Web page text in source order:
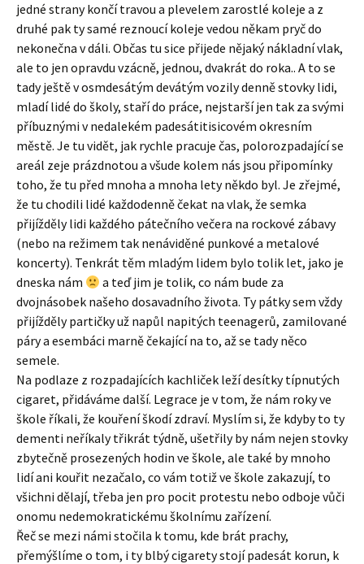
jedné strany končí travou a plevelem zarostlé koleje a z
druhé pak ty samé reznoucí koleje vedou někam pryč do
nekonečna v dáli. Občas tu sice přijede nějaký nákladní vlak,
ale to jen opravdu vzácně, jednou, dvakrát do roka.. A to se
tady ještě v osmdesátým devátým vozily denně stovky lidi,
mladí lidé do školy, staří do práce, nejstarší jen tak za svými
příbuznými v nedalekém padesátitisicovém okresním
městě. Je tu vidět, jak rychle pracuje čas, polorozpadající se
areál zeje prázdnotou a všude kolem nás jsou připomínky
toho, že tu před mnoha a mnoha lety někdo byl. Je zřejmé,
že tu chodili lidé každodenně čekat na vlak, že semka
přijížděly lidi každého pátečního večera na rockové zábavy
(nebo na režimem tak nenáviděné punkové a metalové
koncerty). Tenkrát těm mladým lidem bylo tolik let, jako je
dneska nám
a teď jim je tolik, co nám bude za
dvojnásobek našeho dosavadního života. Ty pátky sem vždy
přijížděly partičky už napůl napitých teenagerů, zamilované
páry a esembáci marně čekající na to, až se tady něco
semele.
Na podlaze z rozpadajících kachliček leží desítky típnutých
cigaret, přidáváme další. Legrace je v tom, že nám roky ve
škole říkali, že kouření škodí zdraví. Myslím si, že kdyby to ty
dementi neříkaly třikrát týdně, ušetřily by nám nejen stovky
zbytečně prosezených hodin ve škole, ale také by mnoho
lidí ani kouřit nezačalo, co vám totiž ve škole zakazují, to
všichni dělají, třeba jen pro pocit protestu nebo odboje vůči
onomu nedemokratickému školnímu zařízení.
Řeč se mezi námi stočila k tomu, kde brát prachy,
přemýšlíme o tom, i ty blbý cigarety stojí padesát korun, k